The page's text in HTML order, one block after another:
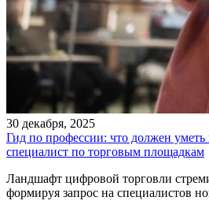
30 декабря, 2025
Гид по профессии: что должен уметь
специалист по торговым площадкам
Ландшафт цифровой торговли
формируя запрос на специалистов